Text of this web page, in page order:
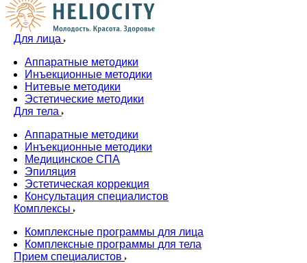
Для лица
Аппаратные методики
Инъекционные методики
Нитевые методики
Эстетические методики
Для тела
Аппаратные методики
Инъекционные методики
Медицинское СПА
Эпиляция
Эстетическая коррекция
Консультация специалистов
Комплексы
Комплексные программы для лица
Комплексные программы для тела
Прием специалистов